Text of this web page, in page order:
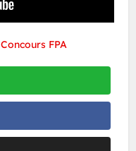
Concours FPA